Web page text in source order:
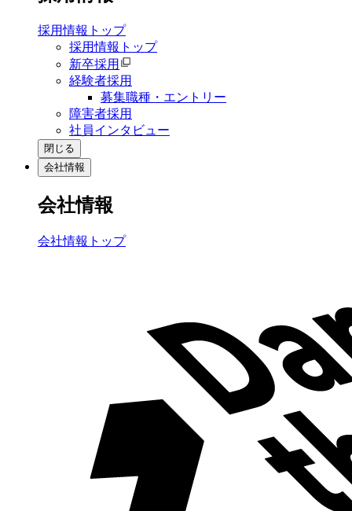
採用情報トップ
採用情報トップ
新卒採用
経験者採用
募集職種・エントリー
障害者採用
社員インタビュー
閉じる
会社情報
会社情報
会社情報トップ